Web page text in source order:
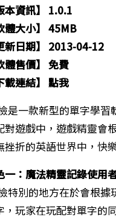
本資訊】 1.0.1
體大小】 45MB
新日期】 2013-04-12
體售價】 免費
載連結】 點我
是一款新型的單字學
對遊戲中，遊戲精靈會
挫折的英語世界中，快
一：魔法精靈記錄使用
特別的地方在於會根
，玩家在玩配對單字的